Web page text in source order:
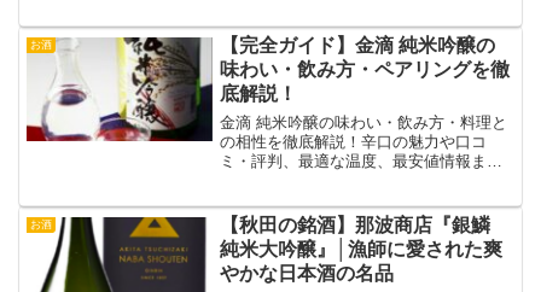
お酒
【完全ガイド】金滴 純米吟醸の
味わい・飲み方・ペアリングを徹
底解説！
金滴 純米吟醸の味わい・飲み方・料理と
の相性を徹底解説！辛口の魅力や口コ
ミ・評判、最適な温度、最安値情報まで
お酒
【秋田の銘酒】那波商店『銀鱗
純米大吟醸』│漁師に愛された爽
やかな日本酒の名品